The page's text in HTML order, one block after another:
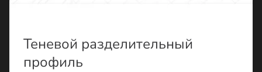
Теневой разделительный
профиль